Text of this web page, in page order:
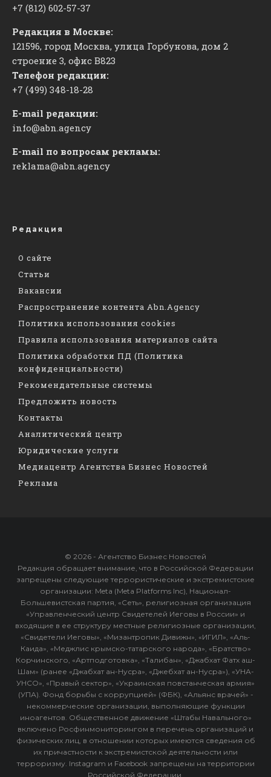
+7 (812) 602-57-37
Редакция в Москве:
121596, город Москва, улица Горбунова, дом 2
строение 3, офис ​В823
Телефон редакции:
+7 (499) 348-18-28
E-mail редакции:
info@abn.agency
E-mail по вопросам рекламы:
reklama@abn.agency
Редакция
О сайте
Статьи
Вакансии
Распространение контента Abn.Agency
Политика использования cookies
Правила использования материалов сайта
Политика обработки ПД (Политика
конфиденциальности)
Рекомендательные системы
Предложить новость
Контакты
Аналитический центр
Юридические услуги
Медиацентр Агентства Бизнес Новостей
Реклама
© 2026 - Агентство Бизнес Новостей
Редакция обращает внимание, что в Российской Федерации
запрещены следующие террористические и экстремистские
организации: Meta (Meta Platforms Inc), Национал-
Большевистская партия, «Сеть», религиозная организация
«Управленческий центр Свидетелей Иеговы в России» и
входящие в ее структуру местные религиозные организации,
«Свидетели Иеговы», «Мизантропик Дивижн», «ИГИЛ», «Аль-
Каида», «Меджлис крымско-татарского народа», «Братство»
Корчинского, «Артподготовка», «Талибан», «Джабхат Фатх аш-
Шам» (ранее «Джабхат ан-Нусра», «Джебхат ан-Нусра»), «УНА-
УНСО», «Правый сектор», «Украинская повстанческая армия»
(УПА). Фонд борьбы с коррупцией» (ФБК), «Альянс врачей» -
некоммерческие организации, выполняющие функции
иноагентов. Общественное движение «Штабы Навального»
включено Росфинмониторингом в перечень организаций и
физических лиц, в отношении которых имеются сведения об
их причастности к экстремистской деятельности или
терроризму. Instagram и Facebook запрещены на территории
Российской Федерации.